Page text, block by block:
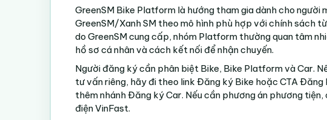
GreenSM Bike Platform là hướng tham gia dành cho người
GreenSM/Xanh SM theo mô hình phù hợp với chính sách
do GreenSM cung cấp, nhóm Platform thường quan tâm
hồ sơ cá nhân và cách kết nối để nhận chuyến.
Người đăng ký cần phân biệt Bike, Bike Platform và Car.
tư vấn riêng, hãy đi theo link Đăng ký Bike hoặc CTA Đăng
thêm nhánhĐăng ký Car. Nếu cần phương án phương
điện VinFast.